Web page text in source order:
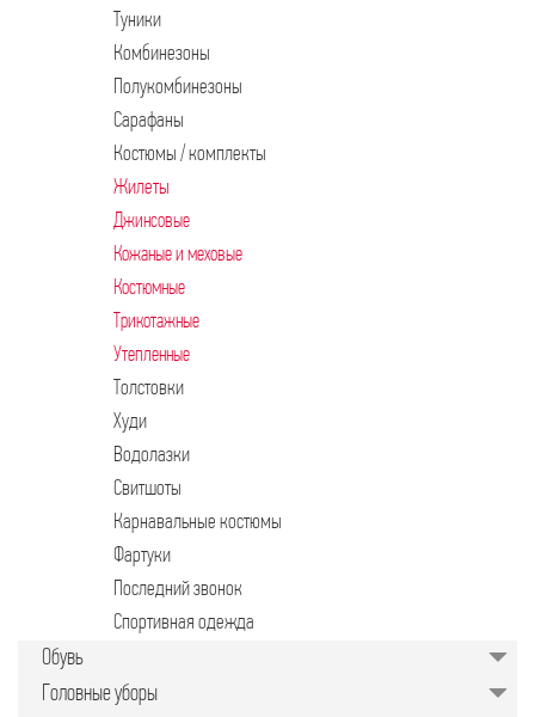
Туники
Комбинезоны
Полукомбинезоны
Сарафаны
Костюмы / комплекты
Жилеты
Джинсовые
Кожаные и меховые
Костюмные
Трикотажные
Утепленные
Толстовки
Худи
Водолазки
Свитшоты
Карнавальные костюмы
Фартуки
Последний звонок
Спортивная одежда
Обувь
Головные уборы